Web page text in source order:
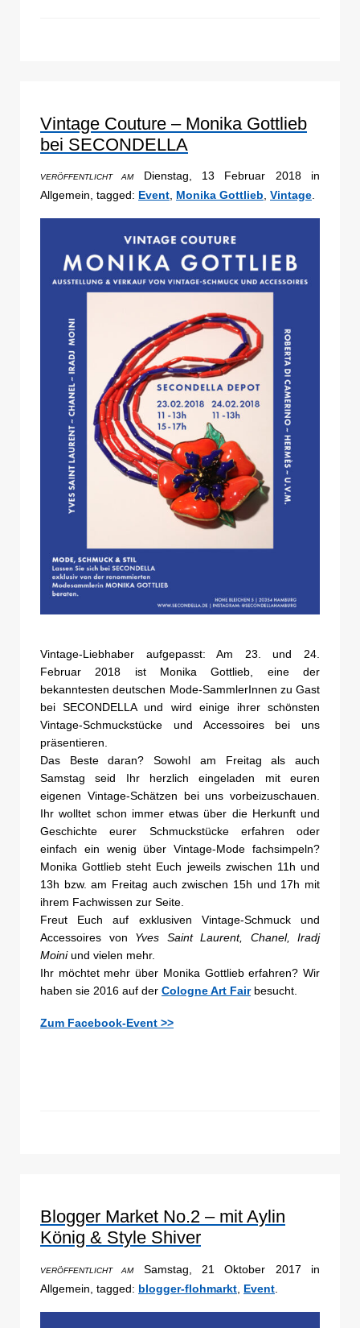
Vintage Couture – Monika Gottlieb
bei SECONDELLA
VERÖFFENTLICHT AMDienstag, 13 Februar 2018 in
Allgemein, tagged: Event, Monika Gottlieb, Vintage.
Vintage-Liebhaber aufgepasst: Am 23. und 24.
Februar 2018 ist Monika Gottlieb, eine der
bekanntesten deutschen Mode-SammlerInnen zu Gast
bei SECONDELLA und wird einige ihrer schönsten
Vintage-Schmuckstücke und Accessoires bei uns
präsentieren.
Das Beste daran? Sowohl am Freitag als auch
Samstag seid Ihr herzlich eingeladen mit euren
eigenen Vintage-Schätzen bei uns vorbeizuschauen.
Ihr wolltet schon immer etwas über die Herkunft und
Geschichte eurer Schmuckstücke erfahren oder
einfach ein wenig über Vintage-Mode fachsimpeln?
Monika Gottlieb steht Euch jeweils zwischen 11h und
13h bzw. am Freitag auch zwischen 15h und 17h mit
ihrem Fachwissen zur Seite.
Freut Euch auf exklusiven Vintage-Schmuck und
Accessoires von Yves Saint Laurent, Chanel, Iradj
Moiniund vielen mehr.
Ihr möchtet mehr über Monika Gottlieb erfahren? Wir
haben sie 2016 auf der Cologne Art Fairbesucht.
Zum Facebook-Event >>
Blogger Market No.2 – mit Aylin
König & Style Shiver
VERÖFFENTLICHT AMSamstag, 21 Oktober 2017 in
Allgemein, tagged: blogger-flohmarkt Event